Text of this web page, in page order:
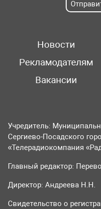
Новости
Рекламодателям
Вакансии
Учредитель:
Сергиево-Посадского
«Телерадиокомпания
Главный редактор:
Директор: Андреева Н.Н.
Свидетельство о